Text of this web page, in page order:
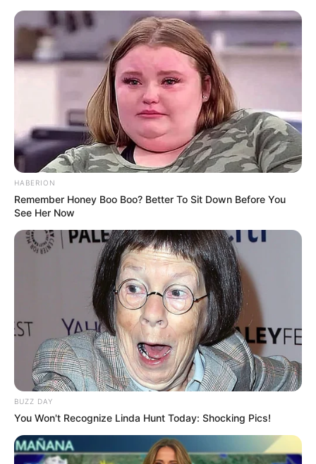
Langka Banget! 10 Pose Lucu
Katak yang Bikin Ketawa
Gemes
Ambyar! 10 Kalimat Baper
Pakai Bahasa Jawa Ini Bikin
Galau Abis
Fail! 10 Potret Makanan Gagal
HABERION
Remember Honey Boo Boo? Better To Sit Down Before You
See Her Now
BUZZ DAY
You Won't Recognize Linda Hunt Today: Shocking Pics!